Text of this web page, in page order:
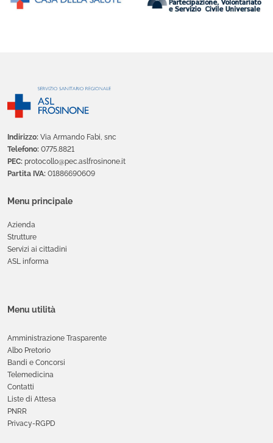
Indirizzo: Via Armando Fabi, snc
Telefono: 0775.8821
PEC: protocollo@pec.aslfrosinone.it
Partita IVA: 01886690609
Menu principale
Azienda
Strutture
Servizi ai cittadini
ASL informa
Menu utilità
Amministrazione Trasparente
Albo Pretorio
Bandi e Concorsi
Telemedicina
Contatti
Liste di Attesa
PNRR
Privacy-RGPD